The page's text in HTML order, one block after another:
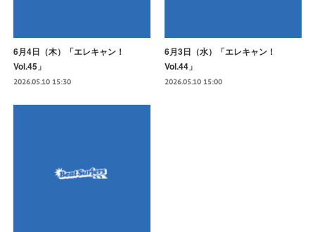
6月4日（木）「エレキャン！
Vol.45」
2026.05.10 15:30
6月3日（水）「エレキャン！
Vol.44」
2026.05.10 15:00